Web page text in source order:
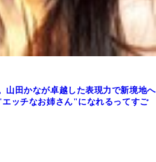
山田かなが卓越した表現力で新境地へ
エッチなお姉さん"になれるってすご